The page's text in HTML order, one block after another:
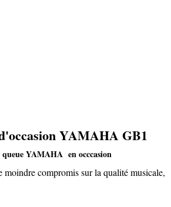
YAMAHA GB1
queue YAMAHA en occcasion
moindre compromis sur la qualité musicale,